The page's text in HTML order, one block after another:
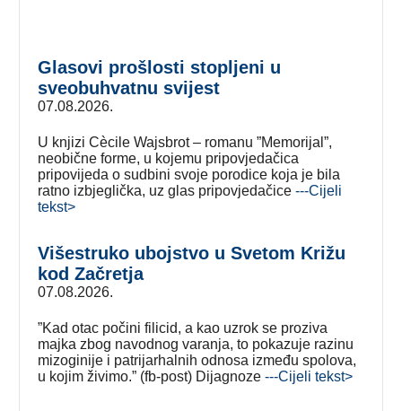
Glasovi prošlosti stopljeni u
sveobuhvatnu svijest
07.08.2026.
U knjizi Cècile Wajsbrot – romanu ”Memorijal”,
neobične forme, u kojemu pripovjedačica
pripovijeda o sudbini svoje porodice koja je bila
ratno izbjeglička, uz glas pripovjedačice---Cijeli
tekst>
Višestruko ubojstvo u Svetom Križu
kod Začretja
07.08.2026.
”Kad otac počini filicid, a kao uzrok se proziva
majka zbog navodnog varanja, to pokazuje razinu
mizoginije i patrijarhalnih odnosa između spolova,
u kojim živimo.” (fb-post) Dijagnoze---Cijeli tekst>